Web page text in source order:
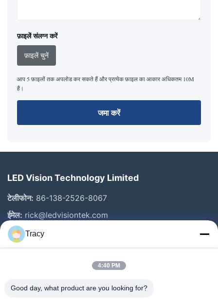
फ़ाइलें संलग्न करें
फ़ाइलें चुनें
आप 5 फ़ाइलों तक अपलोड कर सकते हैं और प्रत्येक फ़ाइल का आकार अधिकतम 10M
है।
जमा करें
LED Vision Technology Limited
टेलीफोन: 86-138-2526-8067
ईमेल: rick@ledvisiontek.com
त्वरित लिंक
उत्पाद
Tracy
4:40 PM
Good day, what product are you looking for?